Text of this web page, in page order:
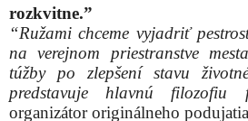
rozkvitne.”
“Ružami chceme vyjadriť
na verejnom priestranstve
túžby po zlepšení stavu
predstavuje hlavnú filozofiu
organizátor originálneho